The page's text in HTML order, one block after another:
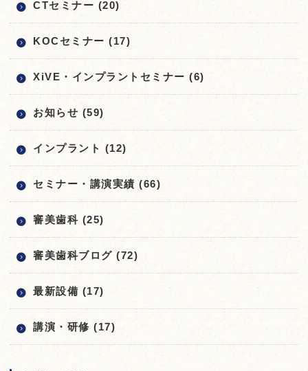
CTセミナー (20)
KOCセミナー (17)
XiVE・インプラントセミナー (6)
お知らせ (59)
インプラント (12)
セミナー・講演実績 (66)
審美歯科 (25)
審美歯科ブログ (72)
最新設備 (17)
講演・研修 (17)